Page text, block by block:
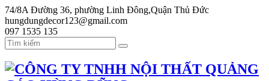
74/8A Đường 36, phường Linh Đông,Quận Thủ Đức
hungdungdecor123@gmail.com
097 1535 135